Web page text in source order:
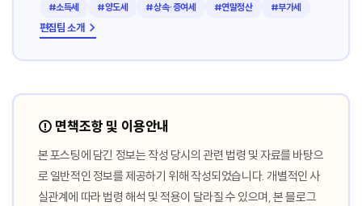
#소득세 #양도세 #상속·증여세 #연말정산 #부가세
편집팀 소개 →
⚠️ 면책조항 및 이용안내
본 포스팅에 담긴 정보는 작성 당시의 관련 법령 및 자료를 바탕으
로 일반적인 정보를 제공하기 위해 작성되었습니다. 개별적인 사
실관계에 따라 법령 해석 및 적용이 달라질 수 있으며, 본 블로그